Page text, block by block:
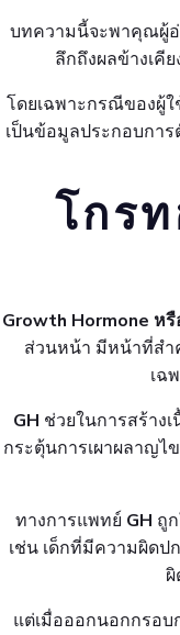
บทความนี้จะพาคุณผู้
ลึกถึงผลข้างเคี
โดยเฉพาะกรณีของผู้
เป็นข้อมูลประกอบกา
โกร
Growth Hormone หรื
ส่วนหน้า มีหน้าที่สำ
เฉ
GH ช่วยในการสร้าง
กระตุ้นการเผาผลาญ
ทางการแพทย์ GH ถู
เช่น เด็กที่มีความผิด
แต่เมื่อออกนอกกรอบ